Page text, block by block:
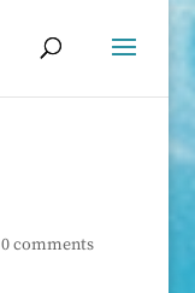
0 comments